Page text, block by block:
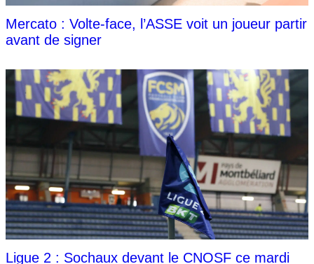
Mercato : Volte-face, l’ASSE voit un joueur partir
avant de signer
Ligue 2 : Sochaux devant le CNOSF ce mardi